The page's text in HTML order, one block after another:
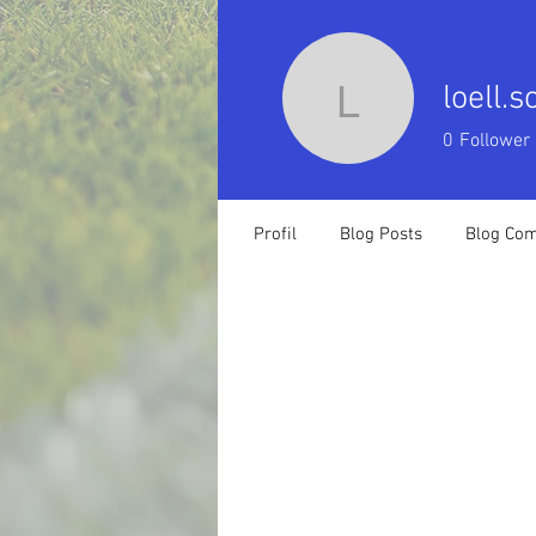
0 Follower
Profil Blog Posts Blog